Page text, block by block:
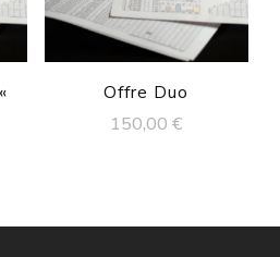
Offre Duo
150,00 €